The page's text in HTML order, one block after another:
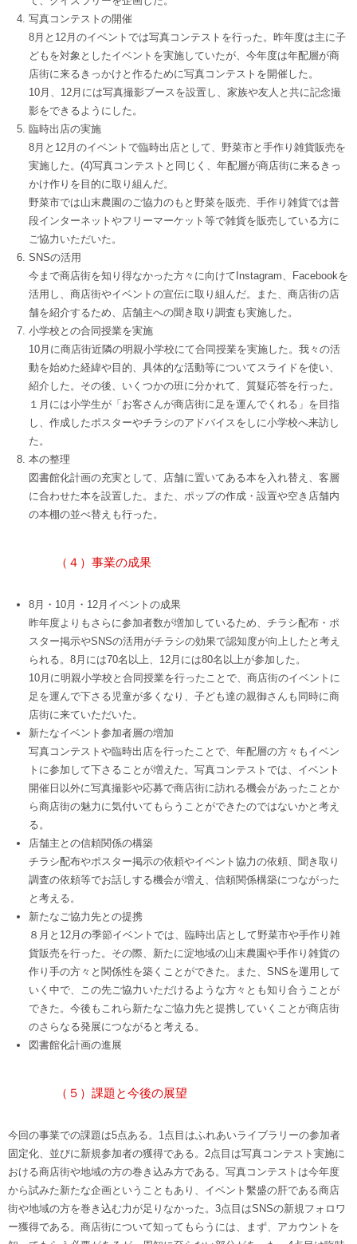
写真コンテストの開催
8月と12月のイベントでは写真コンテストを行った。昨年度は主に子
どもを対象としたイベントを実施していたが、今年度は年配層が商
店街に来るきっかけと作るために写真コンテストを開催した。
10月、12月には写真撮影ブースを設置し、家族や友人と共に記念撮
影をできるようにした。
臨時出店の実施
8月と12月のイベントで臨時出店として、野菜市と手作り雑貨販売を
実施した。(4)写真コンテストと同じく、年配層が商店街に来るきっ
かけ作りを目的に取り組んだ。
野菜市では山末農園のご協力のもと野菜を販売、手作り雑貨では普
段インターネットやフリーマーケット等で雑貨を販売している方に
ご協力いただいた。
SNSの活用
今まで商店街を知り得なかった方々に向けてInstagram、Facebookを
活用し、商店街やイベントの宣伝に取り組んだ。また、商店街の店
舗を紹介するため、店舗主への聞き取り調査も実施した。
小学校との合同授業を実施
10月に商店街近隣の明親小学校にて合同授業を実施した。我々の活
動を始めた経緯や目的、具体的な活動等についてスライドを使い、
紹介した。その後、いくつかの班に分かれて、質疑応答を行った。
１月には小学生が「お客さんが商店街に足を運んでくれる」を目指
し、作成したポスターやチラシのアドバイスをしに小学校へ来訪し
た。
本の整理
図書館化計画の充実として、店舗に置いてある本を入れ替え、客層
に合わせた本を設置した。また、ポップの作成・設置や空き店舗内
の本棚の並べ替えも行った。
（４）事業の成果
8月・10月・12月イベントの成果
昨年度よりもさらに参加者数が増加しているため、チラシ配布・ポ
スター掲示やSNSの活用がチラシの効果で認知度が向上したと考え
られる。8月には70名以上、12月には80名以上が参加した。
10月に明親小学校と合同授業を行ったことで、商店街のイベントに
足を運んで下さる児童が多くなり、子ども達の親御さんも同時に商
店街に来ていただいた。
新たなイベント参加者層の増加
写真コンテストや臨時出店を行ったことで、年配層の方々もイベン
トに参加して下さることが増えた。写真コンテストでは、イベント
開催日以外に写真撮影や応募で商店街に訪れる機会があったことか
ら商店街の魅力に気付いてもらうことができたのではないかと考え
る。
店舗主との信頼関係の構築
チラシ配布やポスター掲示の依頼やイベント協力の依頼、聞き取り
調査の依頼等でお話しする機会が増え、信頼関係構築につながった
と考える。
新たなご協力先との提携
８月と12月の季節イベントでは、臨時出店として野菜市や手作り雑
貨販売を行った。その際、新たに淀地域の山末農園や手作り雑貨の
作り手の方々と関係性を築くことができた。また、SNSを運用して
いく中で、この先ご協力いただけるような方々とも知り合うことが
できた。今後もこれら新たなご協力先と提携していくことが商店街
のさらなる発展につながると考える。
図書館化計画の進展
（５）課題と今後の展望
今回の事業での課題は5点ある。1点目はふれあいライブラリーの参加者
固定化、並びに新規参加者の獲得である。2点目は写真コンテスト実施に
おける商店街や地域の方の巻き込み方である。写真コンテストは今年度
から試みた新たな企画ということもあり、イベント繫盛の肝である商店
街や地域の方を巻き込む力が足りなかった。3点目はSNSの新規フォロワ
ー獲得である。商店街について知ってもらうには、まず、アカウントを